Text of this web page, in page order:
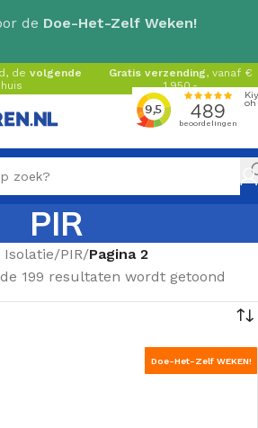
de Doe-Het-Zelf Weken!
de volgende
Gratis verzending, vanaf €
1.950,-
PIR
/PIR/Pagina 2
199 resultaten wordt getoond
Doe-Het-Zelf WEKEN!